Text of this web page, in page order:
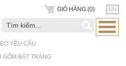
GIỎ HÀNG (0) EN
YÊU CẦU
GỐM BÁT TRÀNG